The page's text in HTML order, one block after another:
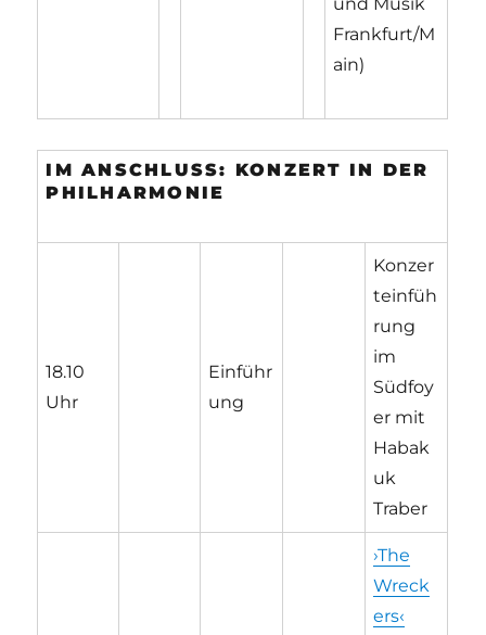
Frankfurt/M
ain)
IM ANSCHLUSS: KONZERT IN DER
PHILHARMONIE
18.10
Uhr
Einführ
ung
Konzer
teinfüh
rung
im
Südfoy
er mit
Habak
uk
Traber
›The
Wreck
ers‹